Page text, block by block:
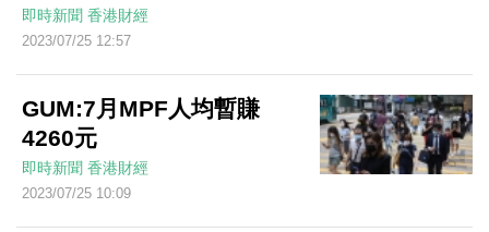
即時新聞 香港財經
2023/07/25 12:57
GUM:7月MPF人均暫賺
4260元
即時新聞 香港財經
2023/07/25 10:09